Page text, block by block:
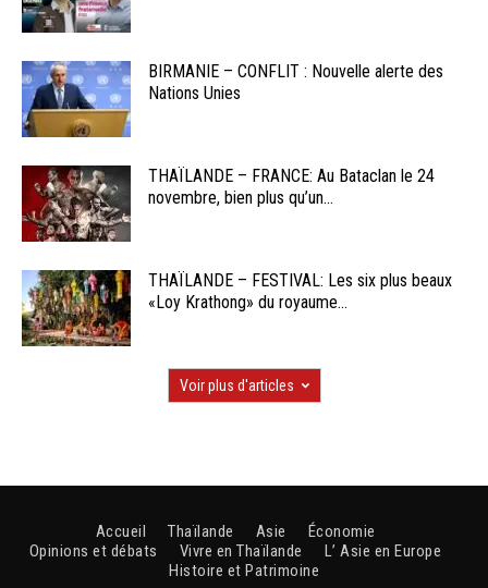
BIRMANIE – CONFLIT : Nouvelle alerte des
Nations Unies
THAÏLANDE – FRANCE: Au Bataclan le 24
novembre, bien plus qu’un...
THAÏLANDE – FESTIVAL: Les six plus beaux
«Loy Krathong» du royaume...
Voir plus d'articles
Accueil Thaïlande Asie
Économie
Opinions et débats
Vivre en Thaïlande
L’ Asie en Europe
Histoire et Patrimoine